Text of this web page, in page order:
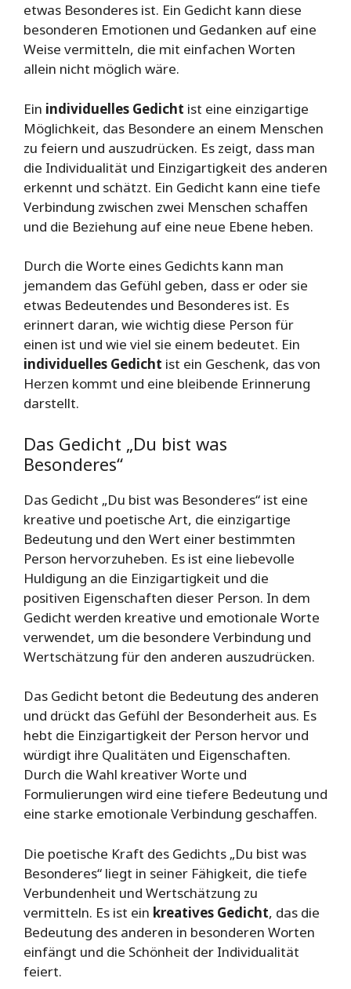
etwas Besonderes ist. Ein Gedicht kann diese
besonderen Emotionen und Gedanken auf eine
Weise vermitteln, die mit einfachen Worten
allein nicht möglich wäre.
Ein individuelles Gedicht ist eine einzigartige
Möglichkeit, das Besondere an einem Menschen
zu feiern und auszudrücken. Es zeigt, dass man
die Individualität und Einzigartigkeit des anderen
erkennt und schätzt. Ein Gedicht kann eine tiefe
Verbindung zwischen zwei Menschen schaffen
und die Beziehung auf eine neue Ebene heben.
Durch die Worte eines Gedichts kann man
jemandem das Gefühl geben, dass er oder sie
etwas Bedeutendes und Besonderes ist. Es
erinnert daran, wie wichtig diese Person für
einen ist und wie viel sie einem bedeutet. Ein
individuelles Gedicht ist ein Geschenk, das von
Herzen kommt und eine bleibende Erinnerung
darstellt.
Das Gedicht „Du bist was
Besonderes“
Das Gedicht „Du bist was Besonderes“ ist eine
kreative und poetische Art, die einzigartige
Bedeutung und den Wert einer bestimmten
Person hervorzuheben. Es ist eine liebevolle
Huldigung an die Einzigartigkeit und die
positiven Eigenschaften dieser Person. In dem
Gedicht werden kreative und emotionale Worte
verwendet, um die besondere Verbindung und
Wertschätzung für den anderen auszudrücken.
Das Gedicht betont die Bedeutung des anderen
und drückt das Gefühl der Besonderheit aus. Es
hebt die Einzigartigkeit der Person hervor und
würdigt ihre Qualitäten und Eigenschaften.
Durch die Wahl kreativer Worte und
Formulierungen wird eine tiefere Bedeutung und
eine starke emotionale Verbindung geschaffen.
Die poetische Kraft des Gedichts „Du bist was
Besonderes“ liegt in seiner Fähigkeit, die tiefe
Verbundenheit und Wertschätzung zu
vermitteln. Es ist ein kreatives Gedicht, das die
Bedeutung des anderen in besonderen Worten
einfängt und die Schönheit der Individualität
feiert.